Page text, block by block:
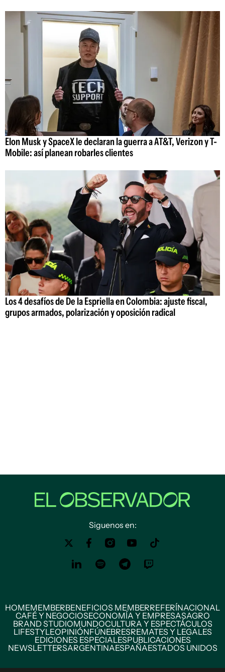
Elon Musk y SpaceX le declaran la guerra a AT&T, Verizon y T-
Mobile: así planean robarles clientes
Los 4 desafíos de De la Espriella en Colombia: ajuste fiscal,
grupos armados, polarización y oposición radical
Siguenos en:
HOMEMEMBERBENEFICIOS MEMBERREFERÍNACIONAL
CAFÉ Y NEGOCIOSECONOMÍA Y EMPRESASAGRO
BRAND STUDIOMUNDOCULTURA Y ESPECTÁCULOS
LIFESTYLEOPINIÓNFÚNEBRESREMATES Y LEGALES
EDICIONES ESPECIALESPUBLICACIONES
NEWSLETTERSARGENTINAESPAÑAESTADOS UNIDOS